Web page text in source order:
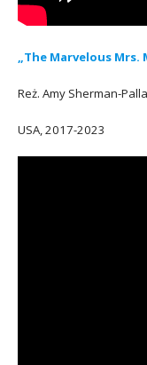
„The Marvelous Mrs.
Reż. Amy Sherman-
USA, 2017-2023